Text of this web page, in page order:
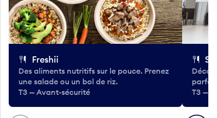
Freshii
Des aliments nutritifs sur le pouce. Prenez
une salade ou un bol de riz.
T3 — Avant-sécurité
T3 —